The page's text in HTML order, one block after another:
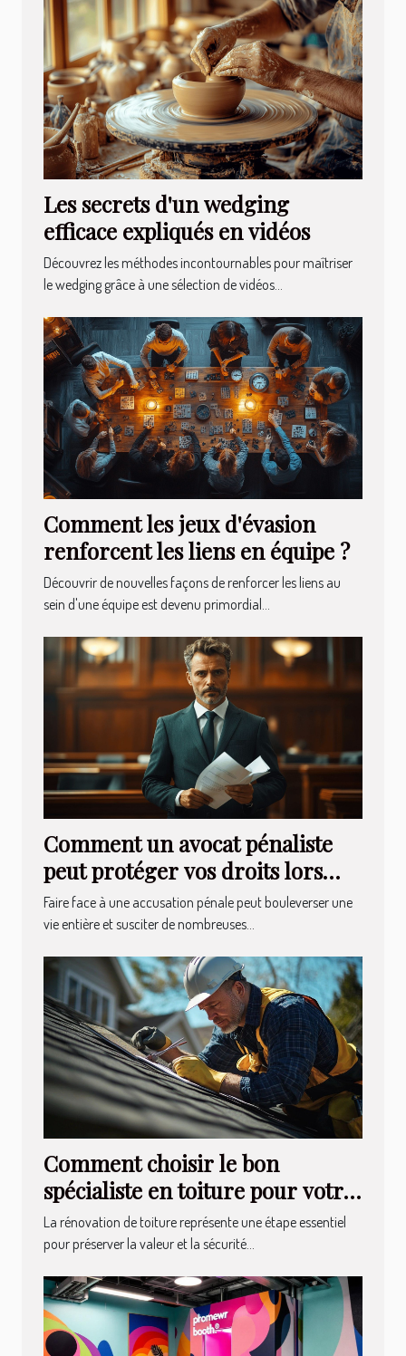
Les secrets d'un wedging
efficace expliqués en vidéos
Découvrez les méthodes incontournables pour maîtriser
le wedging grâce à une sélection de vidéos...
Comment les jeux d'évasion
renforcent les liens en équipe ?
Découvrir de nouvelles façons de renforcer les liens au
sein d'une équipe est devenu primordial...
Comment un avocat pénaliste
peut protéger vos droits lors
d'une accusation ?
Faire face à une accusation pénale peut bouleverser une
vie entière et susciter de nombreuses...
Comment choisir le bon
spécialiste en toiture pour votre
rénovation ?
La rénovation de toiture représente une étape essentiel
pour préserver la valeur et la sécurité...